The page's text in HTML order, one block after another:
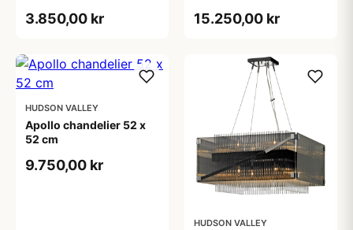
3.850,00 kr 15.250,00 kr
HUDSON VALLEY
Apollo chandelier 52 x
52 cm
9.750,00 kr
HUDSON VALLEY